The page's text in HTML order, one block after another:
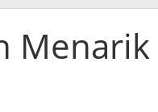
Menarik